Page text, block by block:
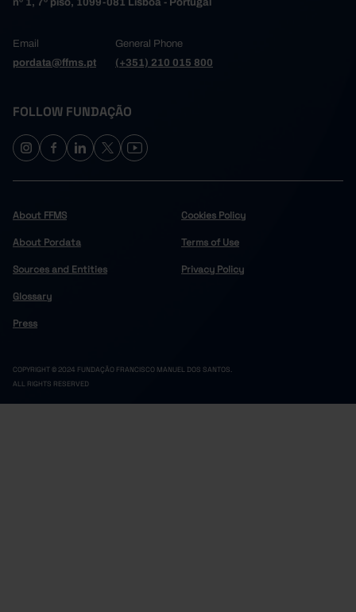
nº 1, 7º piso, 1099-081 Lisboa - Portugal
Email
pordata@ffms.pt
General Phone
(+351) 210 015 800
FOLLOW FUNDAÇÃO
About FFMS
About Pordata
Sources and Entities
Glossary
Press
Cookies Policy
Terms of Use
Privacy Policy
COPYRIGHT © 2024 FUNDAÇÃO FRANCISCO MANUEL DOS SANTOS.
ALL RIGHTS RESERVED